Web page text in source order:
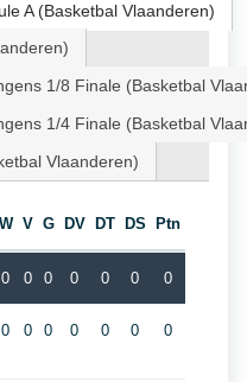
A (Basketbal Vlaanderen)
1/8 Finale (Basketbal
1/4 Finale (Basketbal
Vlaanderen)
W V G DV DT DS Ptn
0 0 0 0 0 0 0
0 0 0 0 0 0 0